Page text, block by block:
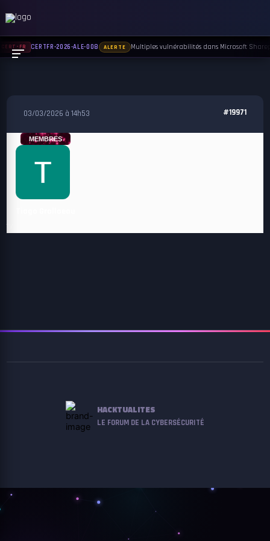
03/03/2026 à 14h53 #19971
MEMBRES
HACKTUALITES
LE FORUM DE LA CYBERSÉCURITÉ
CERT-FR CERTFR-2026-ALE-008 ALERTE Multiples vulnérabilités dans Microsoft